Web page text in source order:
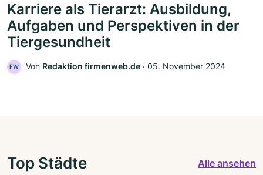
Karriere als Tierarzt: Ausbildung,
Aufgaben und Perspektiven in der
Tiergesundheit
FW Von Redaktion firmenweb.de ‧ 05. November 2024
Top Städte Alle ansehen